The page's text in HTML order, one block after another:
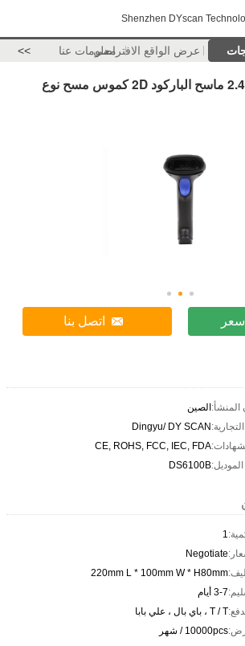
Shenzhen DYscan
عرض الواقع الافتراضيمعلومات عنا >>
بلوتوث المحمولة و 2.4G ماسح الباركود 2D كموس مسح نوع
اتصل بنا
المنشأ:الصين
Dingyu/ DY SCAN
CE, ROHS, FCC, IEC, FDA
DS6100B
1
Negotiate
220mm L * 100mm W * H80mm
3-7 أيام
T / T ، باي بال ، علي بابا
10000pcs / شهر